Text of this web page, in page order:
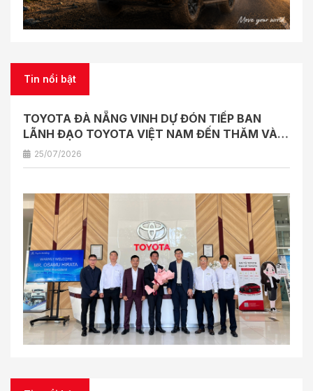
Tin nổi bật
TOYOTA ĐÀ NẴNG VINH DỰ ĐÓN TIẾP BAN
LÃNH ĐẠO TOYOTA VIỆT NAM ĐẾN THĂM VÀ
LÀM VIỆC
25/07/2026